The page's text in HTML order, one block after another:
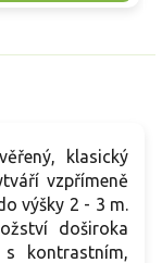
klasický
vzpřímeně
výšky 2 - 3 m.
doširoka
kontrastním,